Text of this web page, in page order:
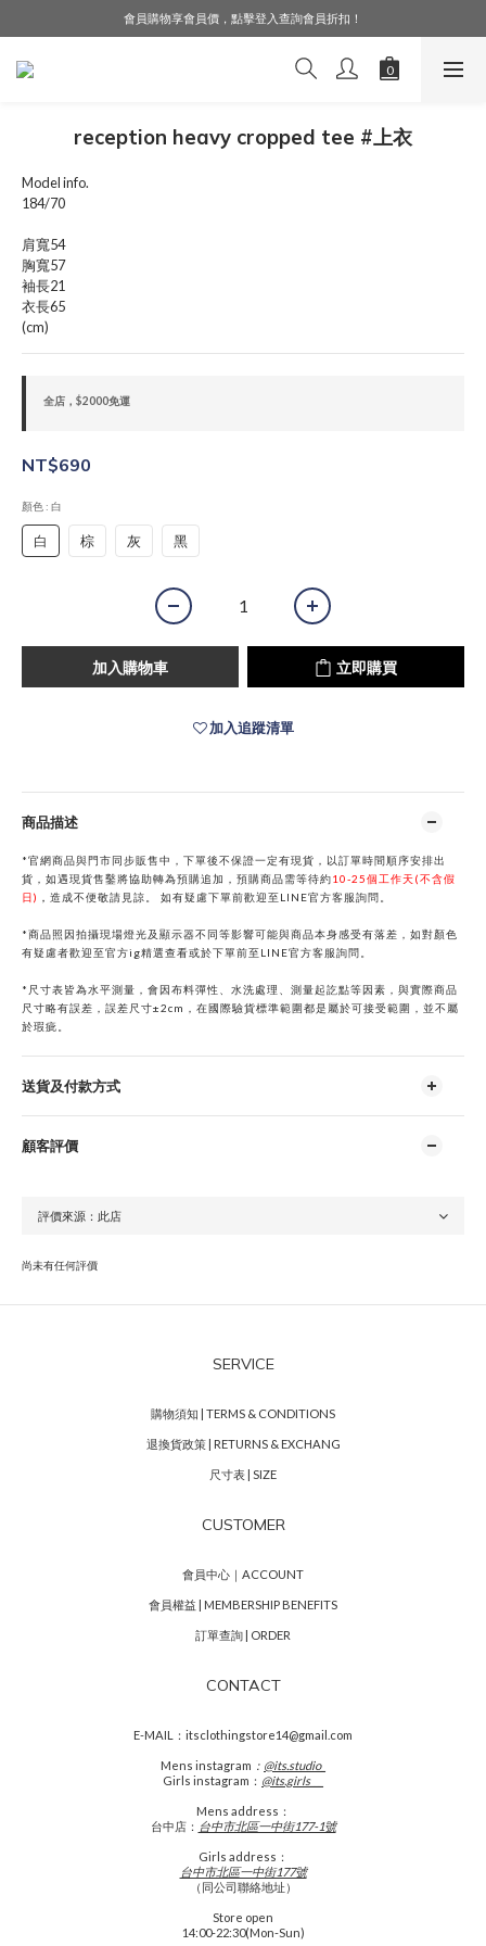
LINE好友募集中，加入就送購物金$50！
會員購物享會員價，點擊登入查詢會員折扣！
LINE好友募集中，加入就送購物金$50！
reception heavy cropped tee #上衣
Model info.
184/70
肩寬54
胸寬57
袖長21
衣長65
(cm)
全店，$2000免運
NT$690
顏色 : 白
白 棕 灰 黑
加入購物車 立即購買
加入追蹤清單
商品描述
*官網商品與門市同步販售中，下單後不保證一定有現貨，以訂單時間順序安排出
貨，如遇現貨售鑿將協助轉為預購追加，預購商品需等待約10-25個工作天(不含假
日) ， 造成不便敬請見諒。 如有疑慮下單前歡迎至LINE官方客服詢問。
*商品照因拍攝現場燈光及顯示器不同等影響可能與商品本身感受有落差，如對顏色
有疑慮者歡迎至官方ig精選查看或於下單前至LINE官方客服詢問。
* 尺寸表皆為水平測量，會因布料彈性、水洗處理、測量起訖點等因素，與實際商品
尺寸略有誤差，誤差尺寸±2cm，在國際驗貨標準範圍都是屬於可接受範圍，並不屬
於瑕疵。
送貨及付款方式
顧客評價
尚未有任何評價
SERVICE
購物須知 | TERMS & CONDITIONS
退換貨政策 | RETURNS & EXCHANG
尺寸表 | SIZE
CUSTOMER
會員中心｜ACCOUNT
會員權益 | MEMBERSHIP BENEFITS
訂單查詢 | ORDER
CONTACT
E-MAIL：itsclothingstore14@gmail.com
Mens instagram ： @its.studio_
Girls instagram： @its.girls___
Mens address：
台中店： 台中市北區一中街177-1號
Girls address：
台中市北區一中街177號
（同公司聯絡地址）
Store open
14:00-22:30(Mon-Sun)